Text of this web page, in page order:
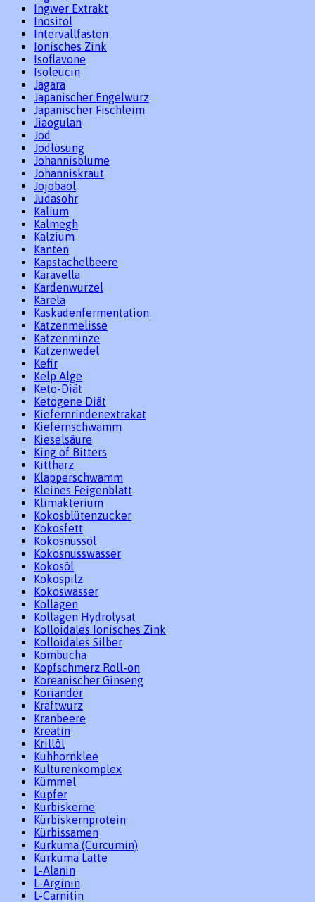
Ingwer Extrakt
Inositol
Intervallfasten
Ionisches Zink
Isoflavone
Isoleucin
Jagara
Japanischer Engelwurz
Japanischer Fischleim
Jiaogulan
Jod
Jodlösung
Johannisblume
Johanniskraut
Jojobaöl
Judasohr
Kalium
Kalmegh
Kalzium
Kanten
Kapstachelbeere
Karavella
Kardenwurzel
Karela
Kaskadenfermentation
Katzenmelisse
Katzenminze
Katzenwedel
Kefir
Kelp Alge
Keto-Diät
Ketogene Diät
Kiefernrindenextrakat
Kiefernschwamm
Kieselsäure
King of Bitters
Kittharz
Klapperschwamm
Kleines Feigenblatt
Klimakterium
Kokosblütenzucker
Kokosfett
Kokosnussöl
Kokosnusswasser
Kokosöl
Kokospilz
Kokoswasser
Kollagen
Kollagen Hydrolysat
Kolloidales Ionisches Zink
Kolloidales Silber
Kombucha
Kopfschmerz Roll-on
Koreanischer Ginseng
Koriander
Kraftwurz
Kranbeere
Kreatin
Krillöl
Kuhhornklee
Kulturenkomplex
Kümmel
Kupfer
Kürbiskerne
Kürbiskernprotein
Kürbissamen
Kurkuma (Curcumin)
Kurkuma Latte
L-Alanin
L-Arginin
L-Carnitin